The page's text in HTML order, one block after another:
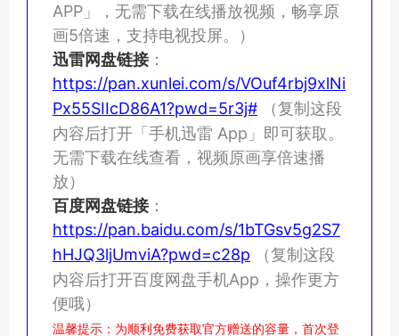
APP」，无需下载在线播放视频，畅享原
画5倍速，支持电视投屏。）
迅雷网盘链接：
https://pan.xunlei.com/s/VOuf4rbj9xlNi
Px55SIIcD86A1?pwd=5r3j# （复制这段
内容后打开「手机迅雷 App」即可获取。
无需下载在线查看，视频原画享倍速播
放）
百度网盘链接：
https://pan.baidu.com/s/1bTGsv5g2S7
hHJQ3ljUmviA?pwd=c28p （复制这段
内容后打开百度网盘手机App，操作更方
便哦）
温馨提示：为顺利免费获取官方赠送的容量，首次登